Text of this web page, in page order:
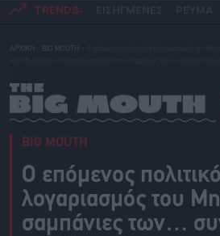
TRENDS:
ΑΡΧΙΚΗ BIG MOUTH
BIG MOUTH
Ο επόμενος
λογαριασμός του
σαμπάνιες των…